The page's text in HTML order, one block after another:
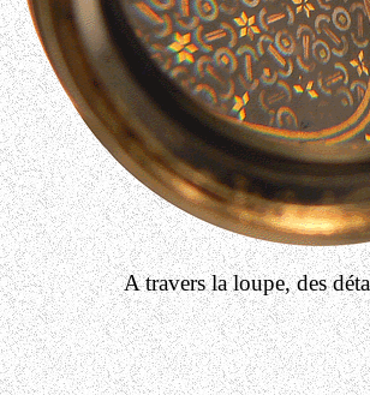
A travers la loupe, des